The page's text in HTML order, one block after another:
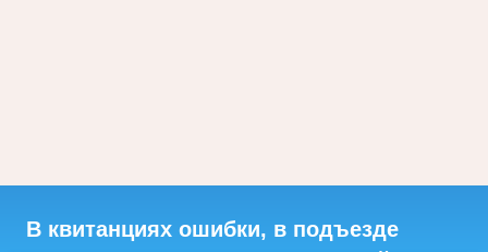
В квитанциях ошибки, в подъезде